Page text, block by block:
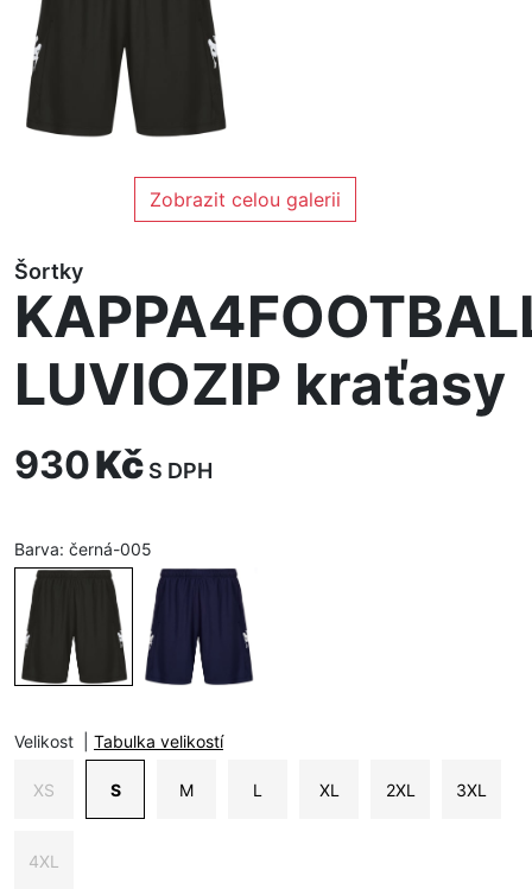
Zobrazit celou galerii
Šortky
LUVIOZIP kraťasy
930Kč S DPH
Barva: černá-005
Velikost Tabulka velikostí
XS S M L XL 2XL 3XL
4XL